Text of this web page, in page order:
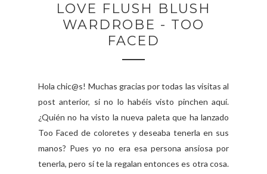
LOVE FLUSH BLUSH
WARDROBE - TOO
FACED
Hola chic@s! Muchas gracias por todas las visitas al
post anterior, si no lo habéis visto pinchen aquí.
¿Quién no ha visto la nueva paleta que ha lanzado
Too Faced de coloretes y deseaba tenerla en sus
manos? Pues yo no era esa persona ansiosa por
tenerla, pero sí te la regalan entonces es otra cosa.